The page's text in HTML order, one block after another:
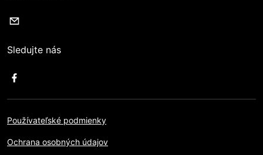
Sledujte nás
Používateľské podmienky
Ochrana osobných údajov